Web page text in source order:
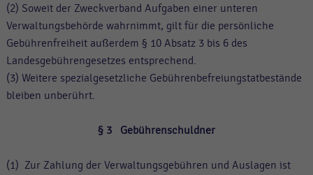
(2) Soweit der Zweckverband Aufgaben einer unteren
Verwaltungsbehörde wahrnimmt, gilt für die persönliche
Gebührenfreiheit außerdem § 10 Absatz 3 bis 6 des
Landesgebührengesetzes entsprechend.
(3) Weitere spezialgesetzliche Gebührenbefreiungstatbestände
bleiben unberührt.
§ 3 Gebührenschuldner
(1) Zur Zahlung der Verwaltungsgebühren und Auslagen ist